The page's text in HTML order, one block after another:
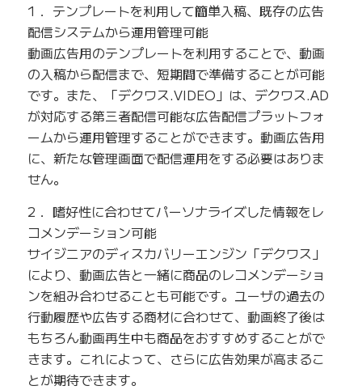
1． テンプレートを利用して簡単入稿、既存の広告
配信システムから運用管理可能
動画広告用のテンプレートを利用することで、動画
の入稿から配信まで、短期間で準備することが可能
です。また、「デクワス.VIDEO」は、デクワス.AD
が対応する第三者配信可能な広告配信プラットフォ
ームから運用管理することができます。動画広告用
に、新たな管理画面で配信運用をする必要はありま
せん。
2． 嗜好性に合わせてパーソナライズした情報をレ
コメンデーション可能
サイジニアのディスカバリーエンジン「デクワス」
により、動画広告と一緒に商品のレコメンデーショ
ンを組み合わせることも可能です。ユーザの過去の
行動履歴や広告する商材に合わせて、動画終了後は
もちろん動画再生中も商品をおすすめすることがで
きます。これによって、さらに広告効果が高まるこ
とが期待できます。